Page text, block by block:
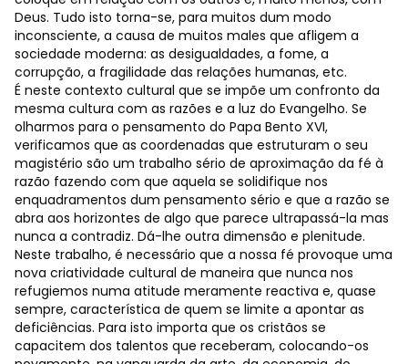
Deus. Tudo isto torna-se, para muitos dum modo
inconsciente, a causa de muitos males que afligem a
sociedade moderna: as desigualdades, a fome, a
corrupção, a fragilidade das relações humanas, etc.
É neste contexto cultural que se impõe um confronto da
mesma cultura com as razões e a luz do Evangelho. Se
olharmos para o pensamento do Papa Bento XVI,
verificamos que as coordenadas que estruturam o seu
magistério são um trabalho sério de aproximação da fé à
razão fazendo com que aquela se solidifique nos
enquadramentos dum pensamento sério e que a razão se
abra aos horizontes de algo que parece ultrapassá-la mas
nunca a contradiz. Dá-lhe outra dimensão e plenitude.
Neste trabalho, é necessário que a nossa fé provoque uma
nova criatividade cultural de maneira que nunca nos
refugiemos numa atitude meramente reactiva e, quase
sempre, característica de quem se limite a apontar as
deficiências. Para isto importa que os cristãos se
capacitem dos talentos que receberam, colocando-os